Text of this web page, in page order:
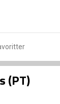
(PT)